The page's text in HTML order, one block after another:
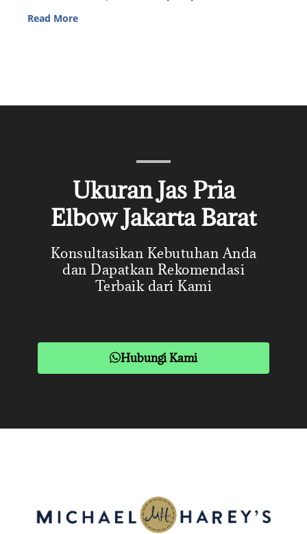
Read More
Ukuran Jas Pria
Elbow Jakarta Barat
Konsultasikan Kebutuhan Anda
dan Dapatkan Rekomendasi
Terbaik dari Kami
Hubungi Kami